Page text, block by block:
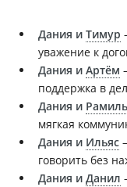
Дания и Тимур
уважение к
Дания и Артём
поддержка в
Дания и Рамиль
мягкая
Дания и Ильяс
говорить без
Дания и Данил